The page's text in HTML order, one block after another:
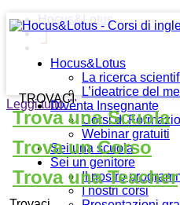
Hocus&Lotus
La ricerca
L’ideatrice del
Diventa Insegnante
Corsi di
Webinar gratuiti
Sei una scuola
Sei un genitore
Il nostro
I nostri corsi
TROVACI
Trova una Scuola
Trova un Corso
Trova una Teacher
Hocus&Lotus
Leggi tutto""